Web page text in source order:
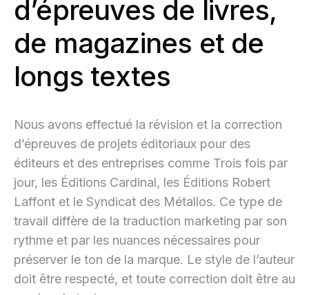
d’épreuves de livres,
de magazines et de
longs textes
Nous avons effectué la révision et la correction
d’épreuves de projets éditoriaux pour des
éditeurs et des entreprises comme Trois fois par
jour, les Éditions Cardinal, les Éditions Robert
Laffont et le Syndicat des Métallos. Ce type de
travail diffère de la traduction marketing par son
rythme et par les nuances nécessaires pour
préserver le ton de la marque. Le style de l’auteur
doit être respecté, et toute correction doit être au